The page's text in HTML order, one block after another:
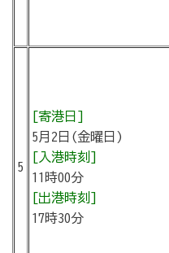
5
[寄港日]
5月2日(金曜日)
[入港時刻]
11時00分
[出港時刻]
17時30分